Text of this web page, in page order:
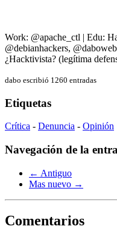
Work: @apache_ctl | Edu:
@debianhackers,
¿Hacktivista? (legítima
dabo escribió 1260 entradas
Etiquetas
Crítica - Denuncia - Opinión
Navegación de la
← Antiguo
Mas nuevo →
Comentarios